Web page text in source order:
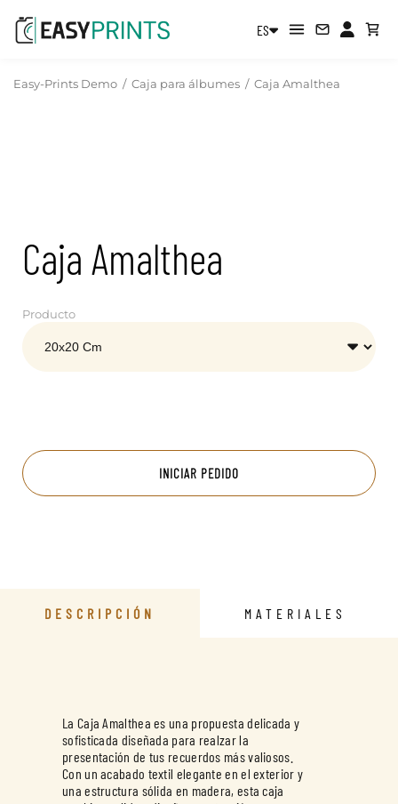
ES
Easy-Prints Demo / Caja para álbumes / Caja Amalthea
Caja Amalthea
Producto
INICIAR PEDIDO
DESCRIPCIÓN MATERIALES
La Caja Amalthea es una propuesta delicada y
sofisticada diseñada para realzar la
presentación de tus recuerdos más valiosos.
Con un acabado textil elegante en el exterior y
una estructura sólida en madera, esta caja